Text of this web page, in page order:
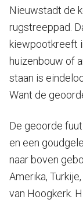
Nieuwstadt de
rugstreeppad.
kiewpootkreeft
huizenbouw of
staan is
Want de
De geoorde
en een
naar boven
Amerika,
van Hoogkerk.